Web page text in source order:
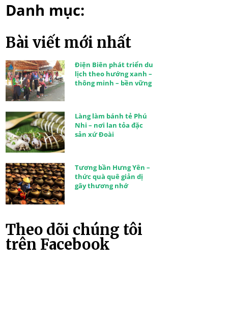
Danh mục:
Bài viết mới nhất
Điện Biên phát triển du
lịch theo hướng xanh –
thông minh – bền vững
Làng làm bánh tẻ Phú
Nhi – nơi lan tỏa đặc
sản xứ Đoài
Tương bần Hưng Yên –
thức quà quê giản dị
gây thương nhớ
Theo dõi chúng tôi
trên Facebook